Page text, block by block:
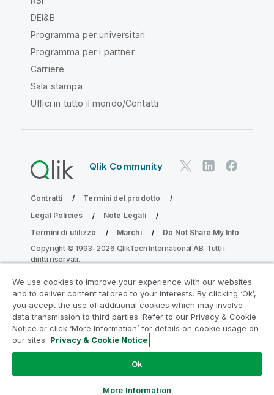
DEI&B
Programma per universitari
Programma per i partner
Carriere
Sala stampa
Uffici in tutto il mondo/Contatti
Qlik Community
Contratti
Termini del prodotto
Legal Policies
Note Legali
Termini di utilizzo
Marchi
Do Not Share My Info
Copyright © 1993-2026 QlikTech International AB. Tutti i
diritti riservati.
Partecipa al programma Analytics
Modernization
Modernizza senza compromettere le tue preziose app
ampquestions@qlik.com
We use cookies to improve your experience with our websites
and to deliver content tailored to your interests. By clicking ‘Ok’,
you accept the use of additional cookies which may involve
data transmission to third parties. Refer to our Privacy & Cookie
Notice or click ‘More Information’ for details on cookie usage on
our sites. Privacy & Cookie Notice
Ok
More Information